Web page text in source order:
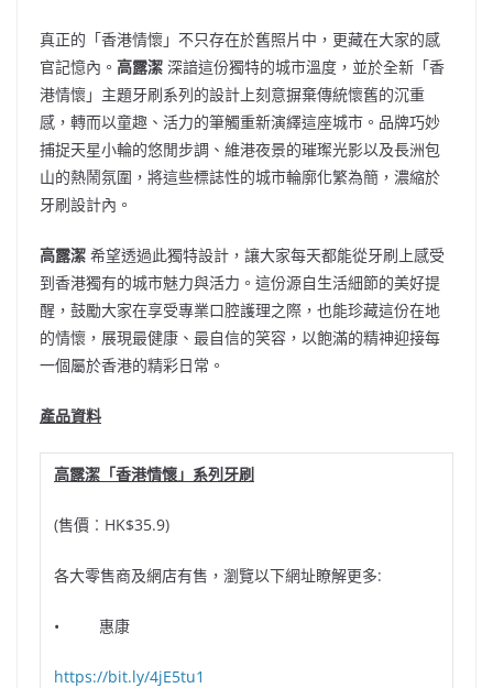
真正的「香港情懷」不只存在於舊照片中，更藏在大家的感
官記憶內。 高露潔 深諳這份獨特的城市溫度，並於全新「香
港情懷」主題牙刷系列的設計上刻意摒棄傳統懷舊的沉重
感，轉而以童趣、活力的筆觸重新演繹這座城市。品牌巧妙
捕捉天星小輪的悠閒步調、維港夜景的璀璨光影以及長洲包
山的熱鬧氛圍，將這些標誌性的城市輪廓化繁為簡，濃縮於
牙刷設計內。
高露潔 希望透過此獨特設計，讓大家每天都能從牙刷上感受
到香港獨有的城市魅力與活力。這份源自生活細節的美好提
醒，鼓勵大家在享受專業口腔護理之際，也能珍藏這份在地
的情懷，展現最健康、最自信的笑容，以飽滿的精神迎接每
一個屬於香港的精彩日常。
產品資料
高露潔「香港情懷」系列牙刷
(售價︰HK$35.9)
各大零售商及網店有售，瀏覽以下網址瞭解更多:
• 惠康
https://bit.ly/4jE5tu1